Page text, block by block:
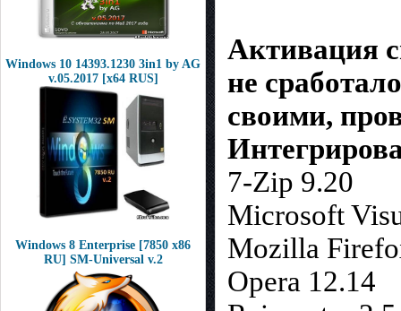
Windows 10 14393.1230 3in1 by AG
v.05.2017 [x64 RUS]
Windows 8 Enterprise [7850 x86
RU] SM-Universal v.2
Активация
не
своими,
7-Zip 9.20
Microsoft
Mozilla
Opera 12.14